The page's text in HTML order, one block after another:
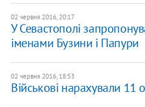
02 червня 2016, 20:17
У Севастополі
іменами Бузини і Папури
02 червня 2016, 18:53
Військові нарахували 11